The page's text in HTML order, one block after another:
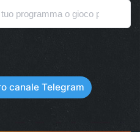
canale Telegram